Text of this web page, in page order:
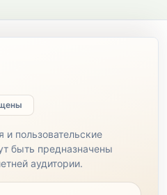
и пользовательские
быть предназначены
аудитории.